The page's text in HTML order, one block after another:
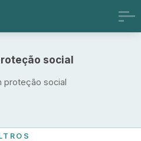
social
proteção social